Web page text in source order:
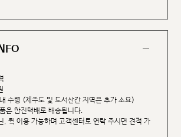
수령 (제주도 및 도서산간 지역은 추가 소요)
은 한진택배로 배송됩니다.
퀵 이용 가능하며 고객센터로 연락 주시면 견적 가